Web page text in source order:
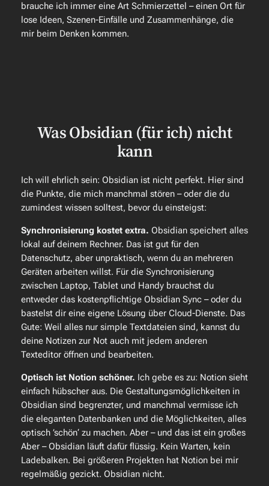
brauche ich immer eine Art Schmierzettel – einen Ort für
lose Ideen, Szenen-Einfälle und Zusammenhänge, die
mir beim Denken kommen.
Was Obsidian (für ich) nicht
kann
Ich will ehrlich sein: Obsidian ist nicht perfekt. Hier sind
die Punkte, die mich manchmal stören – oder die du
zumindest wissen solltest, bevor du einsteigst:
Synchronisierung kostet extra. Obsidian speichert alles
lokal auf deinem Rechner. Das ist gut für den
Datenschutz, aber unpraktisch, wenn du an mehreren
Geräten arbeiten willst. Für die Synchronisierung
zwischen Laptop, Tablet und Handy brauchst du
entweder das kostenpflichtige Obsidian Sync – oder du
bastelst dir eine eigene Lösung über Cloud-Dienste. Das
Gute: Weil alles nur simple Textdateien sind, kannst du
deine Notizen zur Not auch mit jedem anderen
Texteditor öffnen und bearbeiten.
Optisch ist Notion schöner. Ich gebe es zu: Notion sieht
einfach hübscher aus. Die Gestaltungsmöglichkeiten in
Obsidian sind begrenzter, und manchmal vermisse ich
die eleganten Datenbanken und die Möglichkeiten, alles
optisch ’schön‘ zu machen. Aber – und das ist ein großes
Aber – Obsidian läuft dafür flüssig. Kein Warten, kein
Ladebalken. Bei größeren Projekten hat Notion bei mir
regelmäßig gezickt. Obsidian nicht.